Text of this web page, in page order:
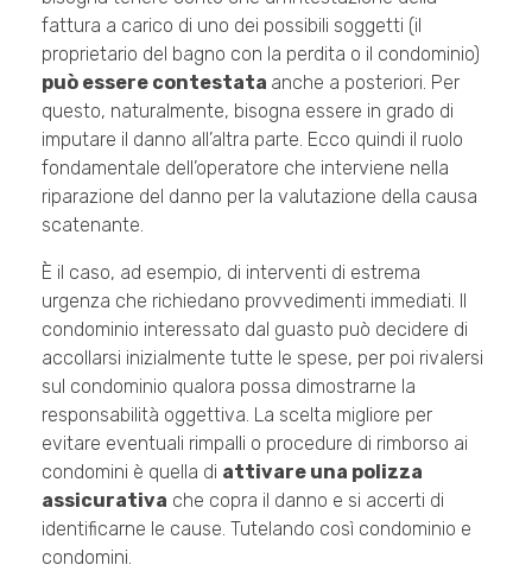
fattura a carico di uno dei possibili soggetti (il
proprietario del bagno con la perdita o il condominio)
può essere contestata anche a posteriori. Per
questo, naturalmente, bisogna essere in grado di
imputare il danno all’altra parte. Ecco quindi il ruolo
fondamentale dell’operatore che interviene nella
riparazione del danno per la valutazione della causa
scatenante.
È il caso, ad esempio, di interventi di estrema
urgenza che richiedano provvedimenti immediati. Il
condominio interessato dal guasto può decidere di
accollarsi inizialmente tutte le spese, per poi rivalersi
sul condominio qualora possa dimostrarne la
responsabilità oggettiva. La scelta migliore per
evitare eventuali rimpalli o procedure di rimborso ai
condomini è quella di attivare una polizza
assicurativa che copra il danno e si accerti di
identificarne le cause. Tutelando così condominio e
condomini.